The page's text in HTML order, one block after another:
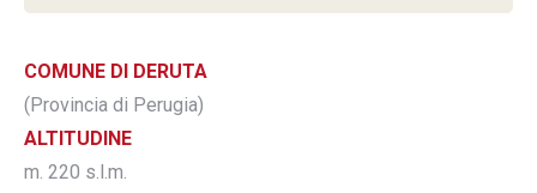
COMUNE DI DERUTA
(Provincia di Perugia)
ALTITUDINE
m. 220 s.l.m.